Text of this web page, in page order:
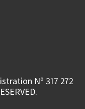
Nº 317 272